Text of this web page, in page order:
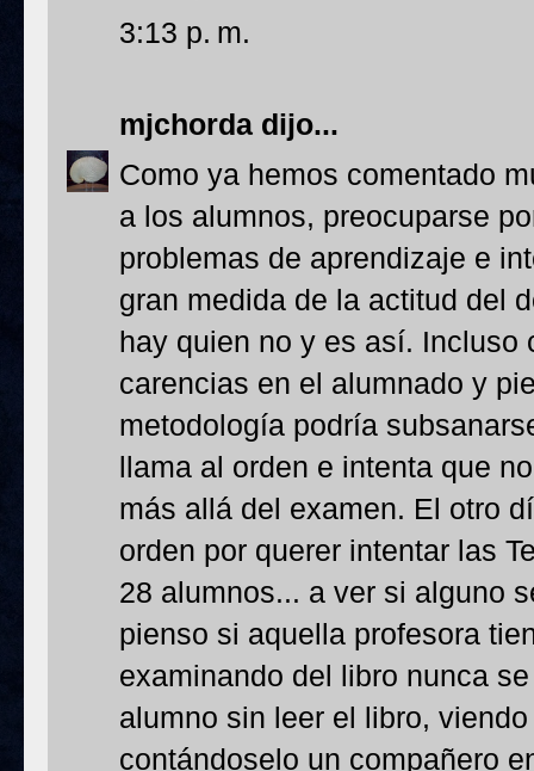
3:13 p. m.
mjchorda dijo...
Como ya hemos comentado
a los alumnos, preocuparse
problemas de aprendizaje e
gran medida de la actitud del
hay quien no y es así. Incluso
carencias en el alumnado y
metodología podría
llama al orden e intenta que
más allá del examen. El otro
orden por querer intentar las
28 alumnos... a ver si alguno
pienso si aquella profesora
examinando del libro nunca
alumno sin leer el libro,
contándoselo un compañero